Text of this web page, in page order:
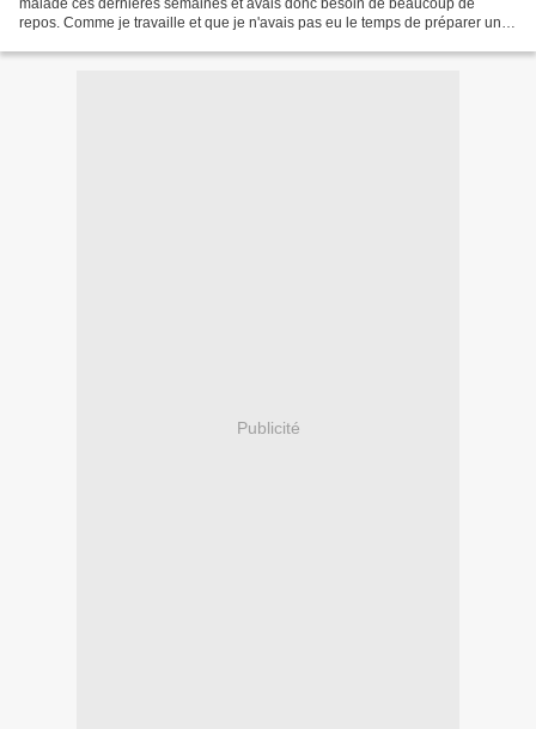
repos. Comme je travaille et que je n'avais pas eu le temps de préparer un
Publicité